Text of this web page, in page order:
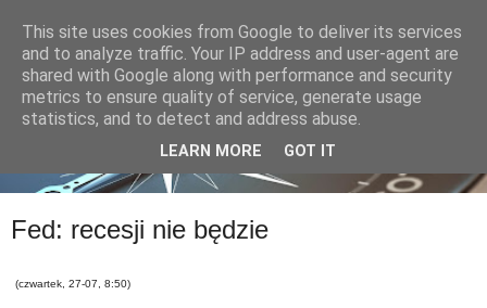
Fed: recesji nie będzie
(czwartek, 27-07, 8:50)
This site uses cookies from Google to deliver its services
and to analyze traffic. Your IP address and user-agent are
shared with Google along with performance and security
metrics to ensure quality of service, generate usage
statistics, and to detect and address abuse.
LEARN MORE GOT IT